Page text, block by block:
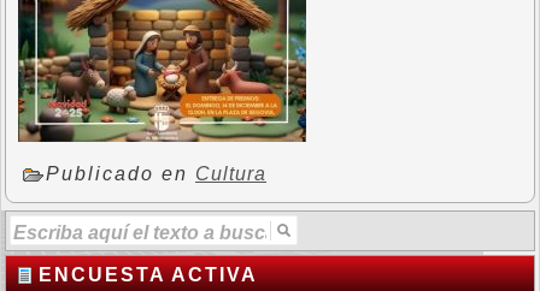
Publicado en Cultura
ENCUESTA ACTIVA